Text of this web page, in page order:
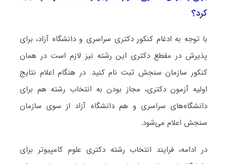
کرد؟
با توجه به ادغام کنکور دکتری سراسری و دانشگاه آزاد، برای
پذیرش در مقطع دکتری این رشته نیز لازم است در همان
کنکور سازمان سنجش ثبت نام کنید. در هنگام اعلام نتایج
اولیه آزمون دکتری، مجاز بودن به انتخاب رشته هم برای
دانشگاه‌های سراسری و هم دانشگاه آزاد از سوی سازمان
سنجش اعلام می‌شود.
در ادامه، فرایند انتخاب رشته دکتری ﻋﻠﻮم ﻛﺎﻣﭙﻴﻮﺗﺮ برای